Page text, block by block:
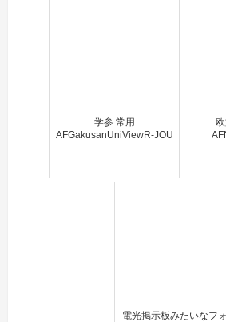
学参 常用
AFGakusanUniViewR-JOU
電光掲示板みたいなフ